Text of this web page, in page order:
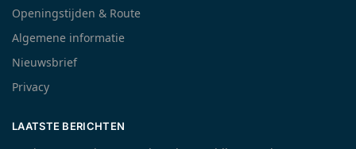
Openingstijden & Route
Algemene informatie
Nieuwsbrief
Privacy
LAATSTE BERICHTEN